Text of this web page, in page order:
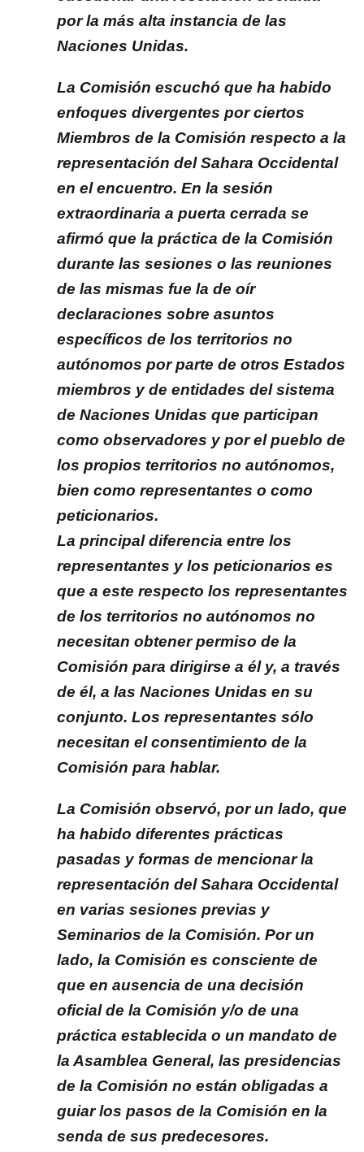
por la más alta instancia de las
Naciones Unidas.
La Comisión escuchó que ha habido
enfoques divergentes por ciertos
Miembros de la Comisión respecto a la
representación del Sahara Occidental
en el encuentro. En la sesión
extraordinaria a puerta cerrada se
afirmó que la práctica de la Comisión
durante las sesiones o las reuniones
de las mismas fue la de oír
declaraciones sobre asuntos
específicos de los territorios no
autónomos por parte de otros Estados
miembros y de entidades del sistema
de Naciones Unidas que participan
como observadores y por el pueblo de
los propios territorios no autónomos,
bien como representantes o como
peticionarios.
La principal diferencia entre los
representantes y los peticionarios es
que a este respecto los representantes
de los territorios no autónomos no
necesitan obtener permiso de la
Comisión para dirigirse a él y, a través
de él, a las Naciones Unidas en su
conjunto. Los representantes sólo
necesitan el consentimiento de la
Comisión para hablar.
La Comisión observó, por un lado, que
ha habido diferentes prácticas
pasadas y formas de mencionar la
representación del Sahara Occidental
en varias sesiones previas y
Seminarios de la Comisión. Por un
lado, la Comisión es consciente de
que en ausencia de una decisión
oficial de la Comisión y/o de una
práctica establecida o un mandato de
la Asamblea General, las presidencias
de la Comisión no están obligadas a
guiar los pasos de la Comisión en la
senda de sus predecesores.